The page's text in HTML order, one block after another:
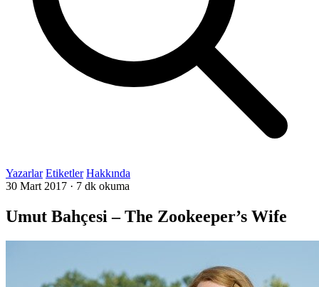
Yazarlar Etiketler Hakkında
30 Mart 2017 · 7 dk okuma
Umut Bahçesi – The Zookeeper’s Wife